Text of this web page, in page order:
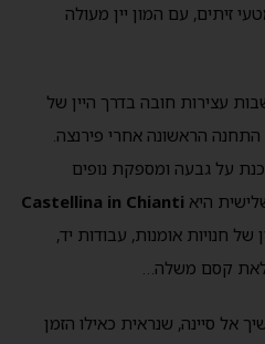
זיתים, עם המון יין מעולה
עצירות חובה בדרך היין של
התחנה הראשונה אחרי פירנצה.
על גבעה ומספקת נופים
היא
חנויות אומנות, עבודות יד,
קסם משלה…
אל סיינה, שנראית כאילו הזמן